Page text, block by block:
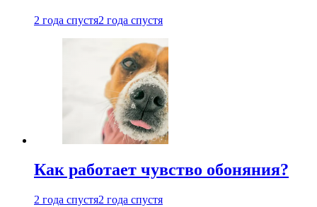
2 года спустя2 года спустя
Как работает чувство обоняния?
2 года спустя2 года спустя